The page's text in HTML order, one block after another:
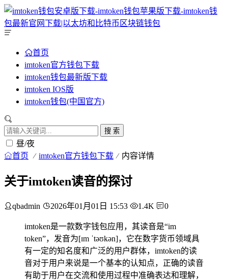
首页
imtoken官方钱包下载
imtoken钱包最新版下载
imtoken IOS版
imtoken钱包(中国官方)
搜 索
昼/夜
首页 imtoken官方钱包下载 内容详情
关于imtoken读音的探讨
qbadmin 2026年01月01日 15:53 1.4K 0
imtoken是一款数字钱包应用，其读音是“im
token”，发音为[ɪm ˈtəʊkən]，它在数字货币领域具
有一定的知名度和广泛的用户群体，imtoken的读
音对于用户来说是一个基本的认知点，正确的读音
有助于用户在交流和使用过程中准确表达和理解，